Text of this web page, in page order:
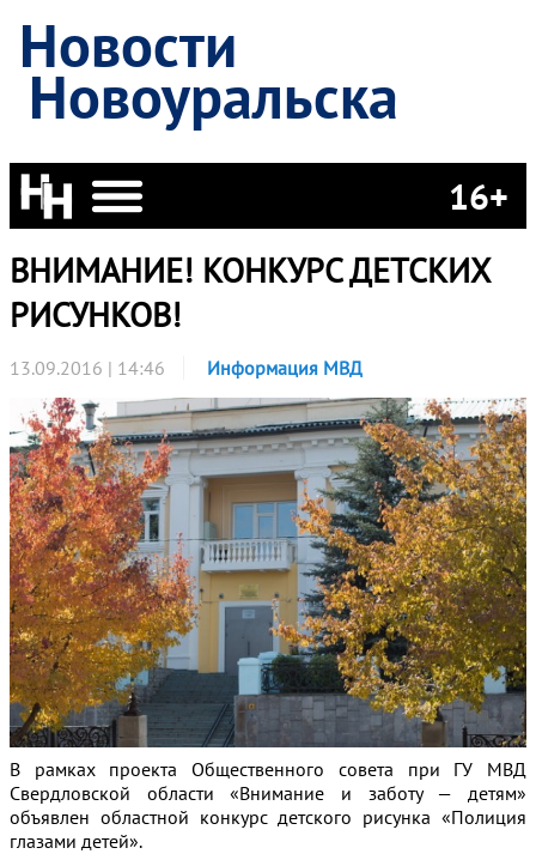
Новости
Новоуральска
16+
ВНИМАНИЕ! КОНКУРС ДЕТСКИХ
РИСУНКОВ!
13.09.2016 | 14:46 Информация МВД
В рамках проекта Общественного совета при ГУ МВД
Свердловской области «Внимание и заботу — детям»
объявлен областной конкурс детского рисунка «Полиция
глазами детей».